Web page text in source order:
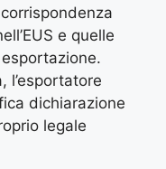
e quelle
l’esportatore
dichiarazione
legale